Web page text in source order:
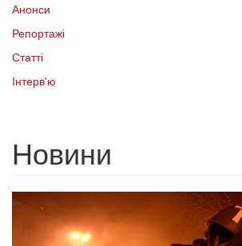
Анонси
Репортажі
Статті
Інтерв'ю
Новини